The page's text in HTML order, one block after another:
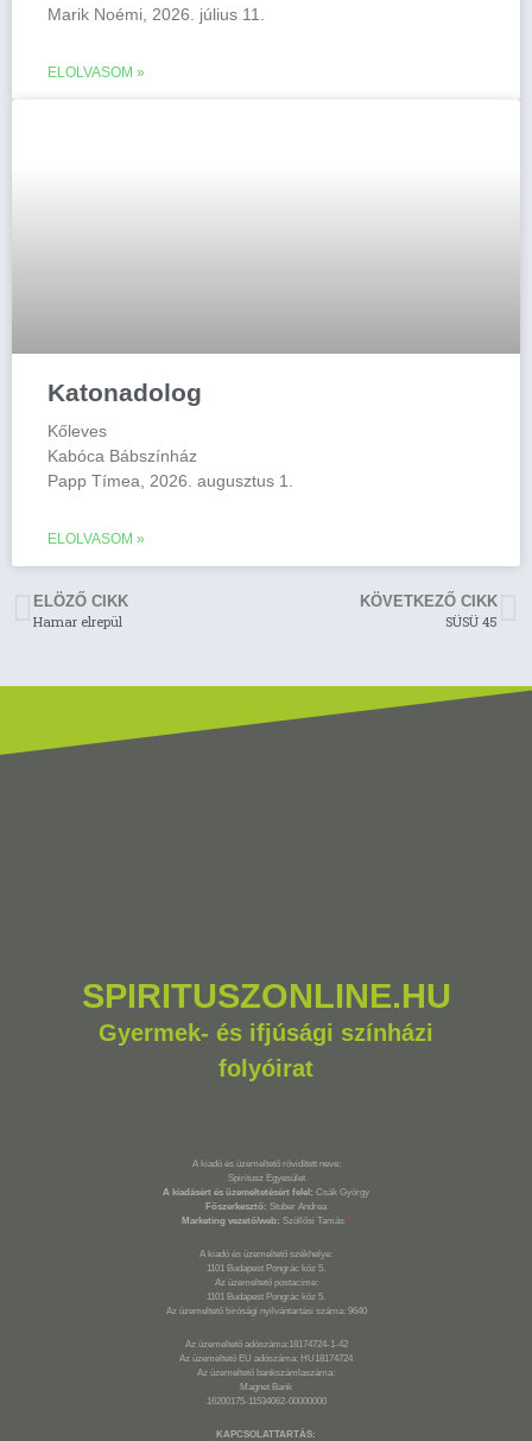
Marik Noémi, 2026. július 11.
ELOLVASOM »
Katonadolog
Kőleves
Kabóca Bábszínház
Papp Tímea, 2026. augusztus 1.
ELOLVASOM »
ELÖZŐ CIKK
Hamar elrepül
KÖVETKEZŐ CIKK
SÜSÜ 45
SPIRITUSZONLINE.HU
Gyermek- és ifjúsági színházi
folyóirat
A kiadó és üzemeltető rövidített neve:
Spiritusz Egyesület
A kiadásért és üzemeltetésért felel: Csák György
Főszerkesztő: Stuber Andrea
Marketing vezető/web: Szöllősi Tamás *
A kiadó és üzemeltető székhelye:
1101 Budapest Pongrác köz 5.
Az üzemeltető postacíme:
1101 Budapest Pongrác köz 5.
Az üzemeltető bírósági nyilvántartási száma: 9640
Az üzemeltető adószáma:18174724-1-42
Az üzemeltető EU adószáma: HU18174724
Az üzemeltető bankszámlaszáma:
Magnet Bank
16200175-11534062-00000000
KAPCSOLATTARTÁS: